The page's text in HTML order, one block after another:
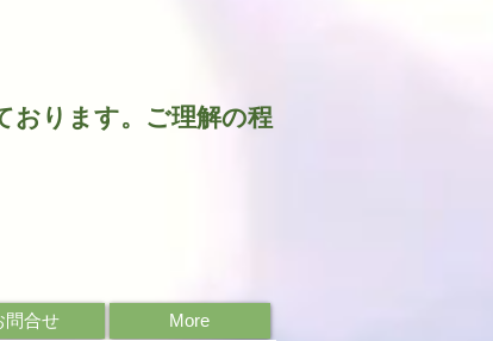
おります。ご理解の程
問合せ More